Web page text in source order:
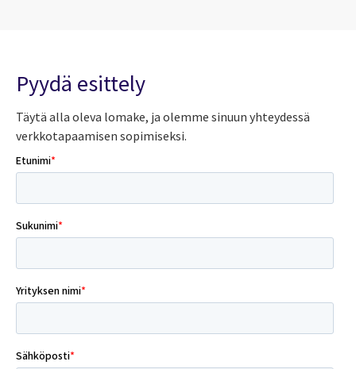
Pyydä esittely
Täytä alla oleva lomake, ja olemme sinuun yhteydessä
verkkotapaamisen sopimiseksi.